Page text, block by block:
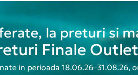
la preturi si
Finale Outlet
in perioada 18.06.26–31.08.26,